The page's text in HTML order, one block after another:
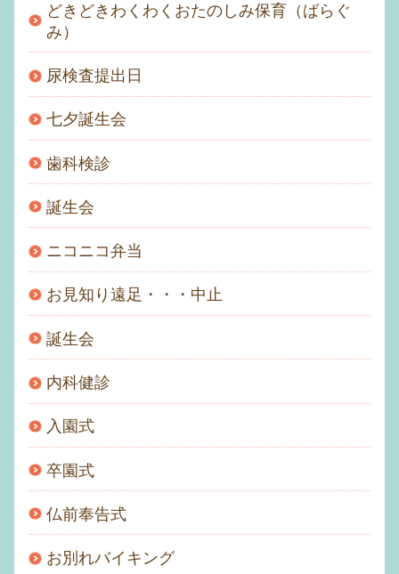
どきどきわくわくおたのしみ保育（ばらぐ
み）
尿検査提出日
七夕誕生会
歯科検診
誕生会
ニコニコ弁当
お見知り遠足・・・中止
誕生会
内科健診
入園式
卒園式
仏前奉告式
お別れバイキング